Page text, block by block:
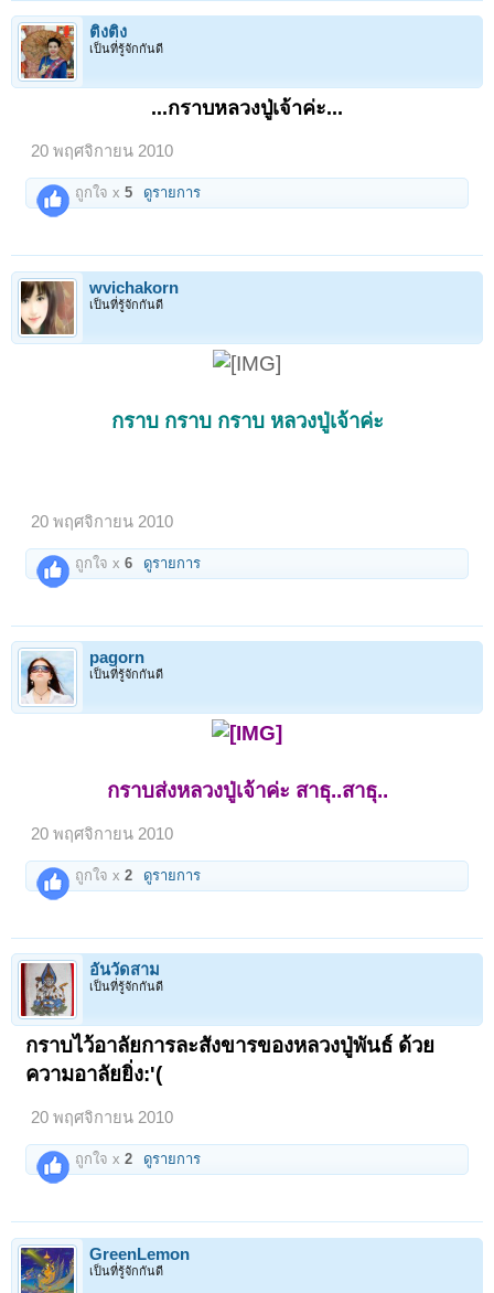
ตาก จากนั้นได้กลับมาจำพรรษาที่วัดศรีชมบาล บ้านม่วงโป้
ต่อมาปี 2531 ทางคณะสงฆ์ได้แต่งตั้งให้หลวงปู่พันธ์เป็นเจ้าอาวาสวัดศรี
ชมบาลและปี 2543 หลวงปู่ได้สร้างวัตถุมงคลรุ่นแรก จำนวน 3 ชนิด
ประกอบด้วย เหรียญพิมพ์กลมขอบดาว เหรียญชนิดรูปเสมากนกข้าง พระผง
พิมพ์สมเด็จ และตะกรุดโทน ซึ่งลูกศิษย์ส่วนใหญ่นิยมนำไปแขวนไว้ใน
เกจิดังขอนแก่นมรณภาพแล้ว
ติงติง
เป็นที่รู้จักกันดี
...กราบหลวงปู่เจ้าค่ะ...
20 พฤศจิกายน 2010
ถูกใจ x5 ดูรายการ
wvichakorn
เป็นที่รู้จักกันดี
กราบ กราบ กราบ หลวงปู่เจ้าค่ะ
20 พฤศจิกายน 2010
ถูกใจ x6 ดูรายการ
pagorn
เป็นที่รู้จักกันดี
กราบส่งหลวงปู่เจ้าค่ะ สาธุ..สาธุ..
20 พฤศจิกายน 2010
ถูกใจ x2 ดูรายการ
อั๋นวัดสาม
เป็นที่รู้จักกันดี
กราบไว้อาลัยการละสังขารของหลวงปู่พันธ์ ด้วย
ความอาลัยยิ่ง:'(
20 พฤศจิกายน 2010
ถูกใจ x2 ดูรายการ
GreenLemon
เป็นที่รู้จักกันดี